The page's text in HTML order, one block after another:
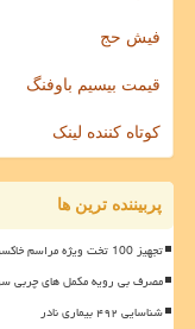
فیش حج
قیمت بیسیم باوفنگ
کوتاه کننده لینک
پربیننده ترین ها
تجهیز 100 تخت ویژه مراسم خاکسپاری رهبر شهید در بیمارستان صحرایی مصلی به علاوه فیلم
مصرف بی رویه مکمل های چربی
شناسایی ۴۹۲ بیماری نادر